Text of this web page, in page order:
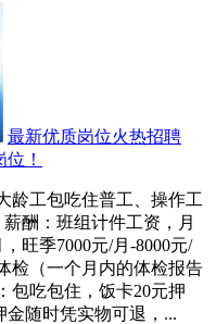
最新优质岗位火热招聘
！
龄工包吃住普工、操作工
酬：班组计件工资，月
旺季7000元/月-8000元/
检（一个月内的体检报告
包吃包住，饭卡20元押
金随时凭实物可退，...